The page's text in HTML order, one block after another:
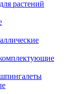
растений